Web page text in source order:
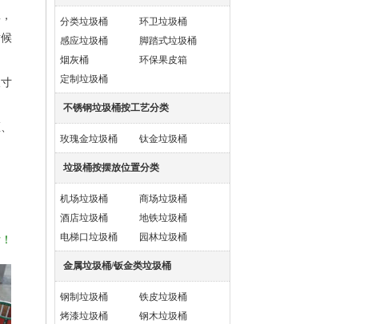
分类垃圾桶
环卫垃圾桶
感应垃圾桶
脚踏式垃圾桶
烟灰桶
环保果皮箱
定制垃圾桶
不锈钢垃圾桶按工艺分类
玫瑰金垃圾桶 钛金垃圾桶
垃圾桶按摆放位置分类
机场垃圾桶
商场垃圾桶
酒店垃圾桶
地铁垃圾桶
电梯口垃圾桶
园林垃圾桶
金属垃圾桶/钣金类垃圾桶
钢制垃圾桶
铁皮垃圾桶
烤漆垃圾桶
钢木垃圾桶